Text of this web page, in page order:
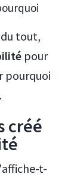
tout,
pour
pourquoi
créé
t-